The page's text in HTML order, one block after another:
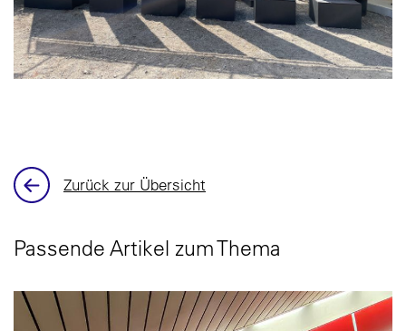
Zurück zur Übersicht
Passende Artikel zum Thema